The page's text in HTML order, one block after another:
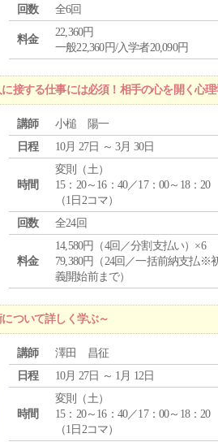
回数
全6回
料金
22,360円
一般22,360円/入学者20,090円
接する仕事には必須！相手の心を開く心理
講師
小槌 陽一
日程
10月 27日 ～ 3月 30日
時間
変則（土）
15：20～16：40／17：00～18：20
（1日2コマ）
回数
全24回
料金
14,580円（4回／分割支払い）×6
79,380円（24回／一括前納支払※
義開始前まで）
ついて詳しく学ぶ～
講師
澤田 昌征
日程
10月 27日 ～ 1月 12日
時間
変則（土）
15：20～16：40／17：00～18：20
（1日2コマ）